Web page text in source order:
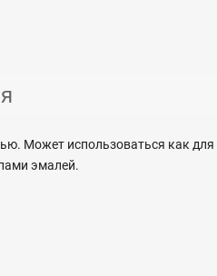
Может использоваться как
эмалей.